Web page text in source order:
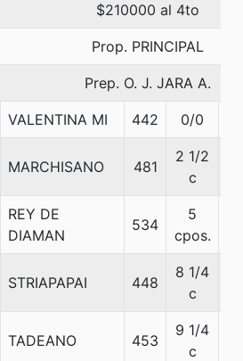
$210000 al 4to
Prop. PRINCIPAL
Prep. O. J. JARA A.
VALENTINA MI 442 0/0
MARCHISANO 481
2 1/2
c
REY DE
DIAMAN
534
5
cpos.
STRIAPAPAI 448
8 1/4
c
TADEANO 453
9 1/4
c